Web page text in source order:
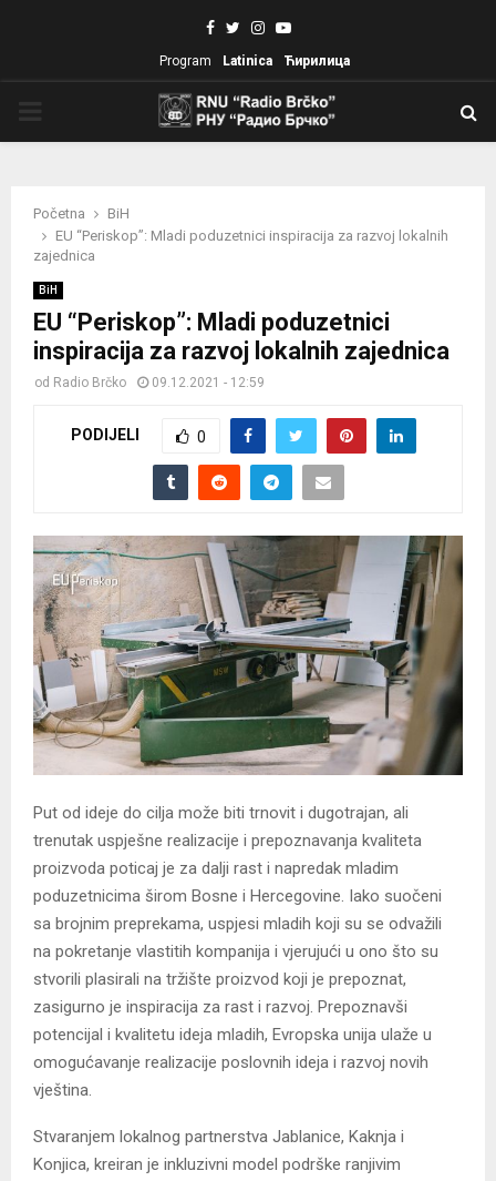
Facebook
TwitterInstagram
Youtube
Program Latinica Ћирилица
Početna
BiH
EU “Periskop”: Mladi poduzetnici inspiracija za razvoj lokalnih
zajednica
BiH
EU “Periskop”: Mladi poduzetnici
inspiracija za razvoj lokalnih zajednica
od Radio Brčko 09.12.2021 - 12:59
PODIJELI 0
Put od ideje do cilja može biti trnovit i dugotrajan, ali
trenutak uspješne realizacije i prepoznavanja kvaliteta
proizvoda poticaj je za dalji rast i napredak mladim
poduzetnicima širom Bosne i Hercegovine. Iako suočeni
sa brojnim preprekama, uspjesi mladih koji su se odvažili
na pokretanje vlastitih kompanija i vjerujući u ono što su
stvorili plasirali na tržište proizvod koji je prepoznat,
zasigurno je inspiracija za rast i razvoj. Prepoznavši
potencijal i kvalitetu ideja mladih, Evropska unija ulaže u
omogućavanje realizacije poslovnih ideja i razvoj novih
vještina.
Stvaranjem lokalnog partnerstva Jablanice, Kaknja i
Konjica, kreiran je inkluzivni model podrške ranjivim